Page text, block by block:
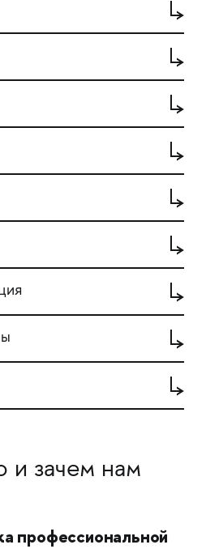
и зачем нам
профессиональной